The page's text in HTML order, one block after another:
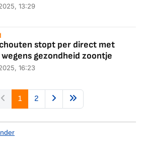
13:29
stopt per direct met
gezondheid zoontje
16:23
1 2